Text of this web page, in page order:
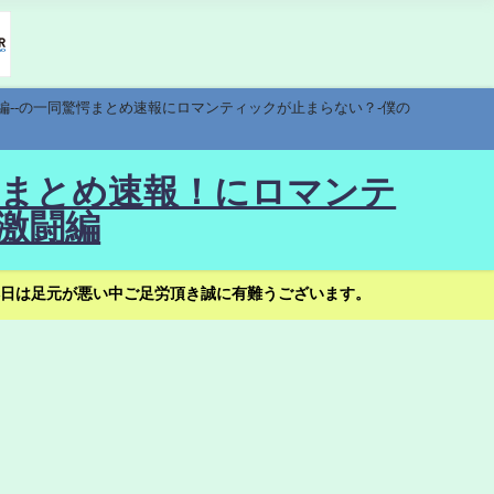
の一同驚愕まとめ速報にロマンティックが止まらない？-僕の
とめ速報！にロマンテ
闘編
足元が悪い中ご足労頂き誠に有難うございます。